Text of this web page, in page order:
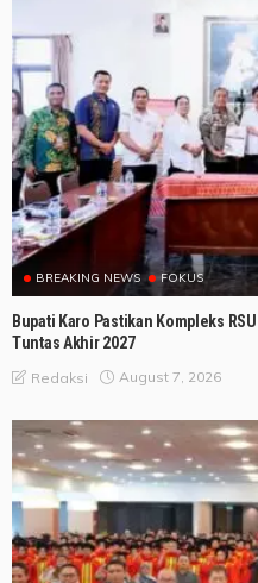
BREAKING NEWS FOKUS
Bupati Karo Pastikan Kompleks
Tuntas Akhir 2027
Redaksi August 7, 2026